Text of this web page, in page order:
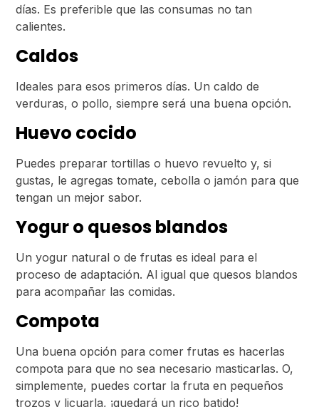
días. Es preferible que las consumas no tan
calientes.
Caldos
Ideales para esos primeros días. Un caldo de
verduras, o pollo, siempre será una buena opción.
Huevo cocido
Puedes preparar tortillas o huevo revuelto y, si
gustas, le agregas tomate, cebolla o jamón para que
tengan un mejor sabor.
Yogur o quesos blandos
Un yogur natural o de frutas es ideal para el
proceso de adaptación. Al igual que quesos blandos
para acompañar las comidas.
Compota
Una buena opción para comer frutas es hacerlas
compota para que no sea necesario masticarlas. O,
simplemente, puedes cortar la fruta en pequeños
trozos y licuarla, ¡quedará un rico batido!